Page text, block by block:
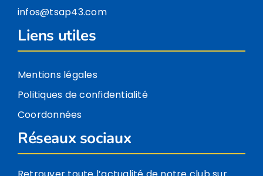
infos@tsap43.com
Liens utiles
Mentions légales
Politiques de confidentialité
Coordonnées
Réseaux sociaux